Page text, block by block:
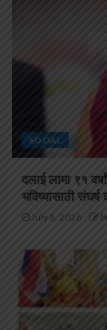
SOCIAL
दलाई लामा ९१
भविष्यासाठी
July 8, 2026